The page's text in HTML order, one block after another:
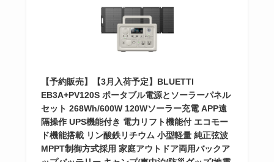
【予約販売】【3月入荷予定】BLUETTI
EB3A+PV120S ポータブル電源とソーラーパネル
セット 268Wh/600W 120Wソーラー充電 APP遠
隔操作 UPS機能付き 電力リフト機能付 エコモー
ド機能搭載 リン酸鉄リチウム 小型軽量 純正弦波
MPPT制御方式採用 家庭アウトドア両用バックア